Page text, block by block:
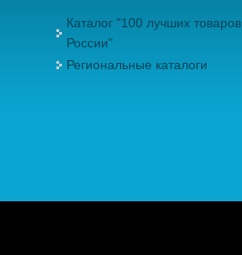
Каталог "100 лучших товаров
России"
Региональные каталоги